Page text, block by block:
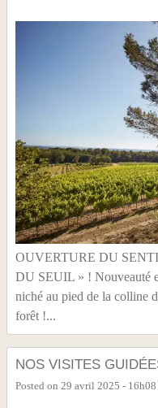
OUVERTURE DU
DU SEUIL » ! Nouveauté
niché au pied de la colline
forêt !...
NOS VISITES
Posted on 29 avril 2025 - 16h08